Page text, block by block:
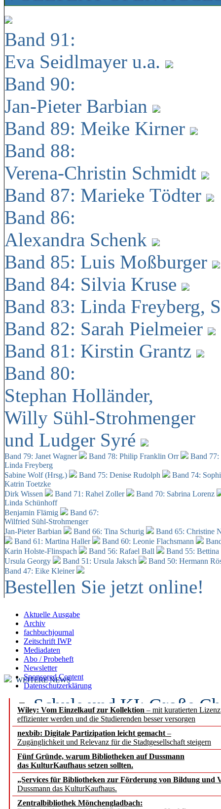
Band 91:
Eva Seidlmayer u.a.
Band 90:
Jan-Pieter Barbian
Band 89: Meike Kirner
Band 88:
Verena-Christin Schmidt
Band 87: Marieke Tödter
Band 86:
Alexandra Schenk
Band 85: Luis Moßburger
Band 84: Silvia Kruse
Band 83: Linda Freyberg,
Band 82: Sarah Pielmeier
Band 81: Kirstin Grantz
Band 80:
Stephan Holländer,
Willy Sühl-Strohmenger
und Ludger Syré
Band 79: Janet Wagner Band 78: Philip Franklin Orr
Band
Linda Freyberg
Sabine Wolf (Hrsg.)
Band 75: Denise Rudolph
Band 74:
Katrin Toetzke
Dirk Wissen
Band 71: Rahel Zoller
Band 70: Sabrina Lorenz
Linda Schünhoff
Benjamin Flämig
Band 67:
Wilfried Sühl-Strohmenger
Jan-Pieter Barbian
Band 66: Tina Schurig
Band 65: Christine
Band 61: Martina Haller
Band 60: Leonie Flachsmann
Karin Holste-Flinspach
Band 56: Rafael Ball
Band 55:
Ursula Georgy
Band 51: Ursula Jaksch Band 50: Hermann
Band 47: Eike Kleiner
Bestellen Sie jetzt online!
Aktuelle Ausgabe
Archiv
fachbuchjournal
Zeitschrift IWP
Mediadaten
Abo / Probeheft
Newsletter
Sponsored Content
Datenschutzerklärung
Wiley: Vom Einzelkauf zur Kollektion – mit kuratierten
effizienter werden und die Studierenden besser versorgen
nexbib: Digitale Partizipation leicht gemacht –
Zugänglichkeit und Relevanz für die Stadtgesellschaft steigern
Fünf Gründe, warum Bibliotheken auf Dussmann
das KulturKaufhaus setzen sollten.
„Services für Bibliotheken zur Förderung von Bildung und
Dussmann das KulturKaufhaus.
Zentralbibliothek Mönchengladbach:
WEITERE NEWS
Schule und KI: Große
Voraussetzungen
Erfolgreiches erstes
Segment Research –
angepasst